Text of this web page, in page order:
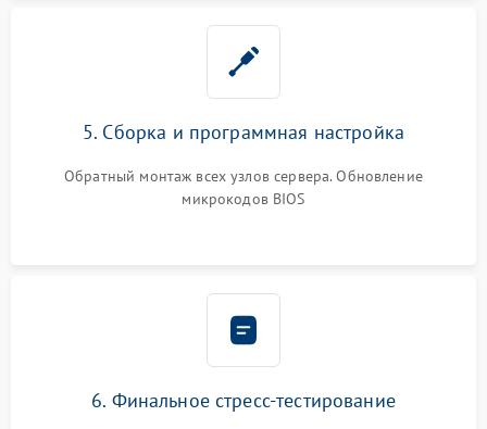
5. Сборка и программная настройка
Обратный монтаж всех узлов сервера. Обновление
микрокодов BIOS
6. Финальное стресс-тестирование